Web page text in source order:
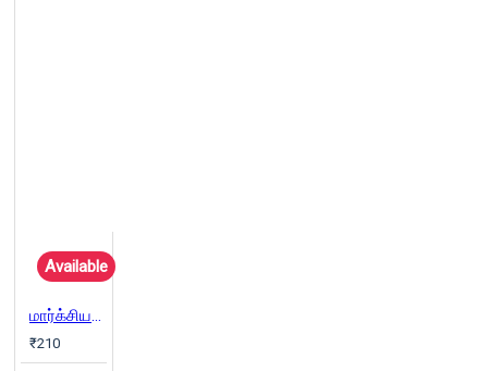
Available
மார்க்சியமும் மனித விடுதலையும்
₹210